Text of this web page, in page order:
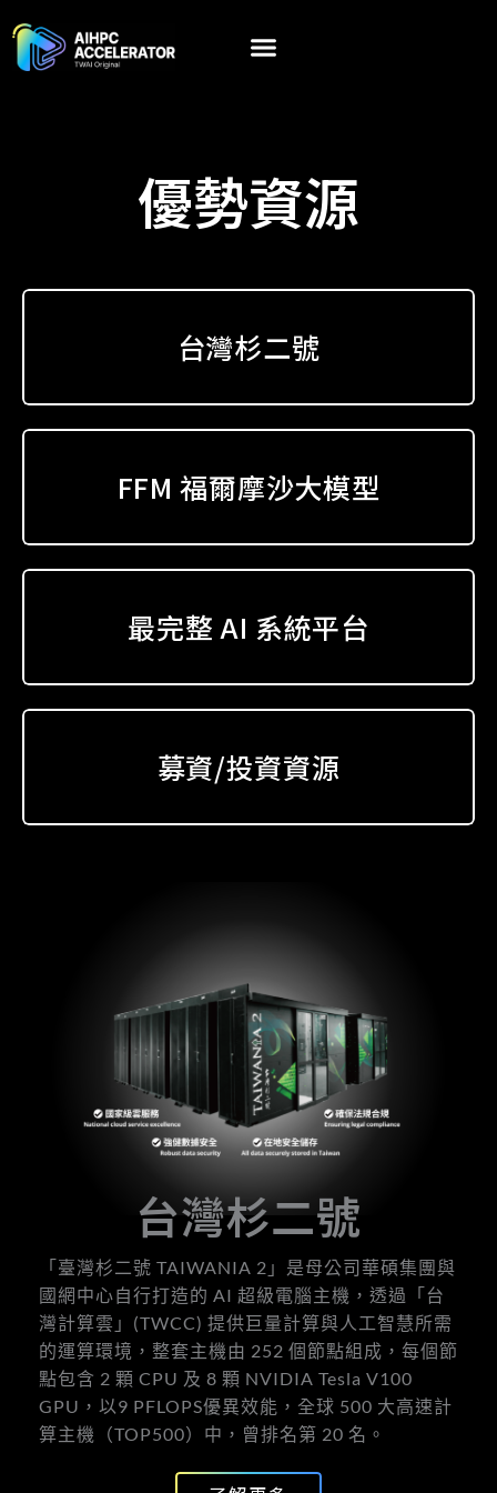
至
優勢資源
台灣杉二號
FFM 福爾摩沙大模型
最完整 AI 系統平台
募資/投資資源
台灣杉二號
「臺灣杉二號 TAIWANIA 2」是母公司華碩集團與
國網中心自行打造的 AI 超級電腦主機，透過「台
灣計算雲」(TWCC) 提供巨量計算與人工智慧所需
的運算環境，整套主機由 252 個節點組成，每個節
點包含 2 顆 CPU 及 8 顆 NVIDIA Tesla V100
GPU，以9 PFLOPS優異效能，全球 500 大高速計
算主機（TOP500）中，曾排名第 20 名。